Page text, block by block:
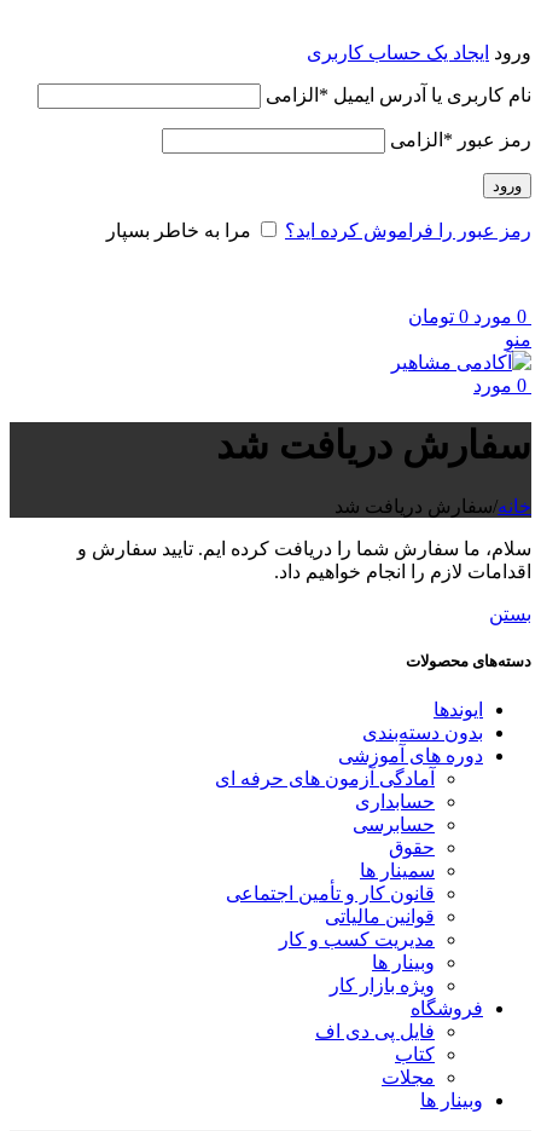
ورود ایجاد یک حساب کاربری
نام کاربری یا آدرس ایمیل * الزامی
رمز عبور * الزامی
ورود
رمز عبور را فراموش کرده اید؟ مرا به خاطر بسپار
0 مورد 0 تومان
منو
0 مورد
سفارش دریافت شد
خانه/سفارش دریافت شد
سلام، ما سفارش شما را دریافت کرده ایم. تایید سفارش و
اقدامات لازم را انجام خواهیم داد.
بستن
دسته‌های محصولات
ایوندها
بدون دسته‌بندی
دوره های آموزشی
آمادگی آزمون های حرفه ای
حسابداری
حسابرسی
حقوق
سمینار ها
قانون کار و تأمین اجتماعی
قوانین مالیاتی
مدیریت کسب و کار
وبینار ها
ویژه بازار کار
فروشگاه
فایل پی دی اف
کتاب
مجلات
وبینار ها